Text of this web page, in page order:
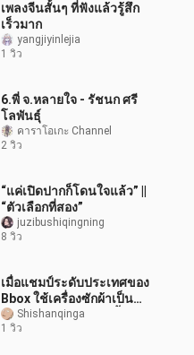
เพลงจีนสั้นๆ ที่ฟังแล้วรู้สึก
เร็วมาก
yangjiyinlejia
1 วิว
6.พี่ จ.หลายใจ - รัชนก ศรี
โลพันธุ์
คาราโอเกะ Channel
2 วิว
“แค่เปิดปากก็โดนใจแล้ว” ||
“ตัวเลือกที่สอง”
juzibushiqingning
8 วิว
เมื่อแชมป์ระดับประเทศของ
Bbox ใช้เครื่องซักผ้าเป็น
แท่นดีเจ จะเกิดอะไรขึ้น…??
Shishanqinga
1 วิว